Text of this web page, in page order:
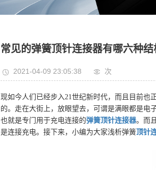
常见的弹簧顶针连接器有哪六种
2021-04-09 23:05:38 次
现如今人们已经步入21世纪新时代，而且目前也
的。走在大街上，放眼望去，可谓是满眼都是电
也就是专门用于充电连接的弹簧顶针连接器。而
是连接充电。接下来，小编为大家浅析弹簧顶针